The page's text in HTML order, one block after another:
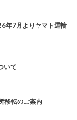
年7月よりヤマト運輸
いて
移転のご案内